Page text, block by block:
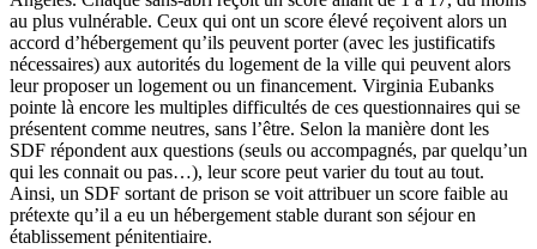
au plus vulnérable. Ceux qui ont un score élevé reçoivent alors un
accord d’hébergement qu’ils peuvent porter (avec les justificatifs
nécessaires) aux autorités du logement de la ville qui peuvent alors
leur proposer un logement ou un financement. Virginia Eubanks
pointe là encore les multiples difficultés de ces questionnaires qui se
présentent comme neutres, sans l’être. Selon la manière dont les
SDF répondent aux questions (seuls ou accompagnés, par quelqu’un
qui les connait ou pas…), leur score peut varier du tout au tout.
Ainsi, un SDF sortant de prison se voit attribuer un score faible au
prétexte qu’il a eu un hébergement stable durant son séjour en
établissement pénitentiaire.